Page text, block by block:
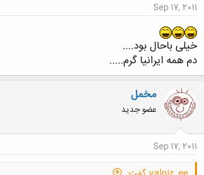
Sep 17, 2011
خیلی باحال بود....
دم همه ایرانیا گرم.....
مخمل
عضو جدید
Sep 17, 2011